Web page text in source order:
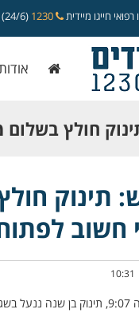
חייגו מיידית (24/6)
חולץ בשלום
לי חשוב לפתוח
תינוק
חשוב